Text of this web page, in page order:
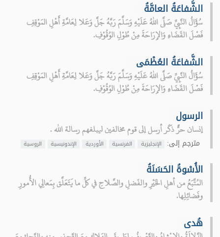
الشَّفاعَةُ العامَّةُ
سُؤَالُ النَّبِيِّ صَلَّى اللهُ عَلَيْهِ وَسَلَّمَ رَبَّهُ جَلَّ وَعَلا لِعَامَّةِ أَهْلِ المَوْقِفِ
فَصْلَ القَضَاءِ وَالإِرَاحَةَ مِنْ طُوْلِ الوُقُوْفِ.
الشَّفاعَةُ العُظْمَى
سُؤَالُ النَّبِيِّ صَلَّى اللهُ عَلَيْهِ وَسَلَّمَ رَبَّهُ جَلَّ وَعَلا لِعَامَّةِ أَهْلِ المَوْقِفِ
فَصْلَ القَضَاءِ وَالإِرَاحَةَ مِنْ طُوْلِ الوُقُوْفِ.
الرسول
إنسان حرٌّ ذكَر أرسل إلى قوم مخالفين ليبلغهم رسالة الله .
مترجم إلى: الإنجليزية الفرنسية الأوردية الإندونيسية الروسية
الأُسْوةُ الحَسَنَةُ
المُتَّبَعُ من أهلِ الخَيْرِ والفَضلِ والصَّلاحِ في كلِّ ما يَتَعَلَّق بِمَعالِي الأُمورِ
وفَضائِلِها.
هُدى